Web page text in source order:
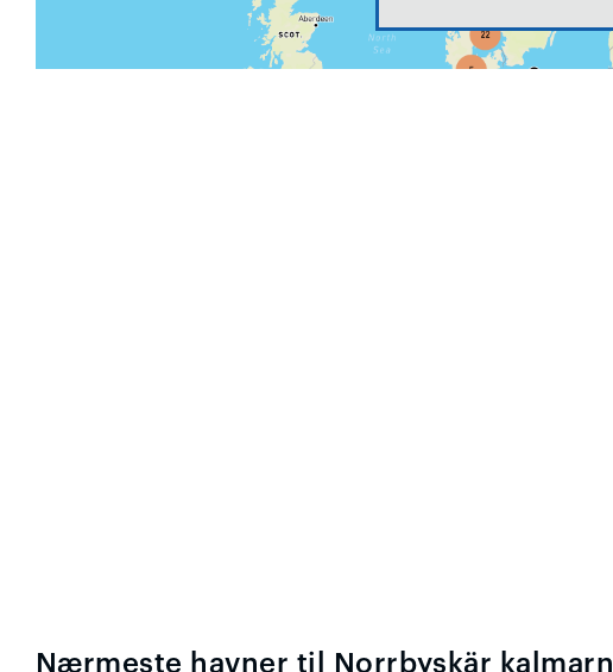
Nærmeste havner til Norrbyskär kalmarn